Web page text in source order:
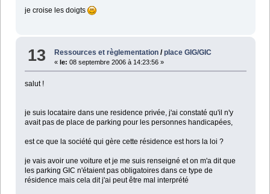
je croise les doigts
13 Ressources et règlementation /place GIG/GIC
«le: 08 septembre 2006 à 14:23:56 »
salut !
je suis locataire dans une residence privée, j'ai constaté qu'il n'y
avait pas de place de parking pour les personnes handicapées,
est ce que la société qui gère cette résidence est hors la loi ?
je vais avoir une voiture et je me suis renseigné et on m'a dit que
les parking GIC n'étaient pas obligatoires dans ce type de
résidence mais cela dit j'ai peut être mal interprété